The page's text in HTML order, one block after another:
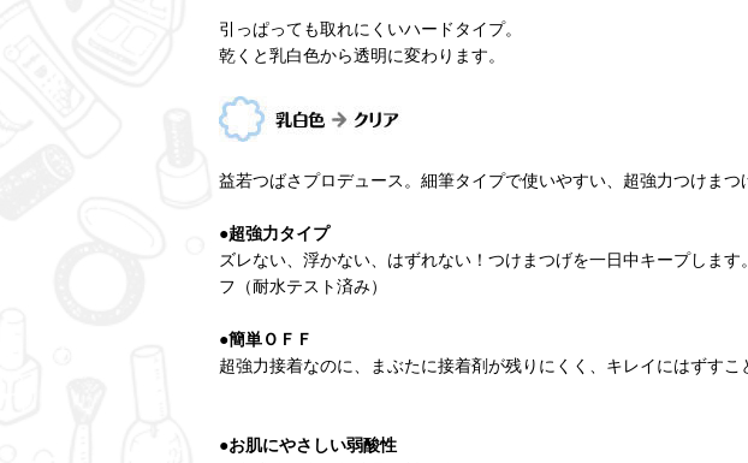
引っぱっても取れにくいハードタイプ。
乾くと乳白色から透明に変わります。
益若つばさプロデュース。細筆タイプで使いやすい、超強力つけまつ
●超強力タイプ
ズレない、浮かない、はずれない！つけまつげを一日中キープしま
フ（耐水テスト済み）
●簡単ＯＦＦ
超強力接着なのに、まぶたに接着剤が残りにくく、キレイにはずすこ
●お肌にやさしい弱酸性